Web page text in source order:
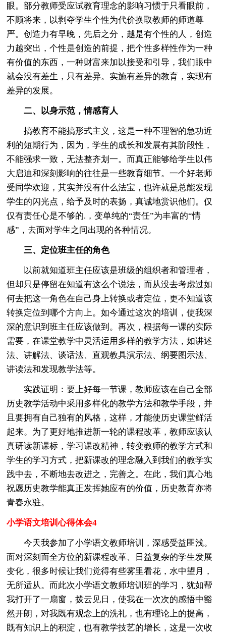
眼。部分教师受应试教育理念的影响习惯于只看眼前，
不顾将来，以剥夺学生个性为代价换取教师的师道尊
严。创造力有早晚，先后之分，越是有个性的人，创造
力越突出，个性是创造的前提，把个性多样性作为一种
有价值的东西，一种财富来加以接受和引导，我们眼中
就会没有差生，只有差异。实施有差异的教育，实现有
差异的发展。
二、以身示范，情感育人
搞教育不能搞形式主义，这是一种不理智的急功近
利的短期行为，因为，学生的成长和发展有其阶段性，
不能强求一致，无法整齐划一。而真正能够给学生以伟
大启迪和深刻影响的往往是一些教育细节。一个好老师
受同学欢迎，其实并没有什么法宝，也许就是总能发现
学生的闪光点，给予及时的表扬，真诚地赏识他们。仅
仅有责任心是不够的.，变单纯的“责任”为丰富的“情
感”，去面对学生之间出现的各种情况。
三、定位班主任的角色
以前就知道班主任应该是班级的组织者和管理者，
但却只是停留在知道有这么个说法，而从没去考虑过如
何去把这一角色在自己身上转换或者定位，更不知道该
转换定位到哪个方向上。如今通过这次的培训，使我深
深的意识到班主任应该做到。再次，根据每一课的实际
需要，在课堂教学中灵活运用多样的教学方法，如讲述
法、讲解法、谈话法、直观教具演示法、纲要图示法、
讲读法和发现教学法等。
实践证明：要上好每一节课，教师应该在自己全部
历史教学活动中采用多样化的教学方法和教学手段，并
且要拥有自己独有的风格，这样，才能使历史课堂鲜活
起来。为了更好地推进新一轮的课程改革，教师应该认
真研读新课标，学习课改精神，转变教师的教学方式和
学生的学习方式，把新课改的理念融入到我们的教学实
践中去，不断地去改进之，完善之。在此，我们真心地
祝愿历史教学能真正发挥她应有的价值，历史教育亦将
青春永驻。
小学语文培训心得体会4
今天我参加了小学语文教师培训，深感受益匪浅。
面对深刻而全方位的新课程改革、日益复杂的学生发展
变化，很多时候让我们觉得有些雾里看花，水中望月，
无所适从。而此次小学语文教师培训班的学习，犹如帮
我打开了一扇窗，拨云见日，使我在一次次的感悟中豁
然开朗，对我既有观念上的洗礼，也有理论上的提高，
既有知识上的积淀，也有教学技艺的增长，这是一次收